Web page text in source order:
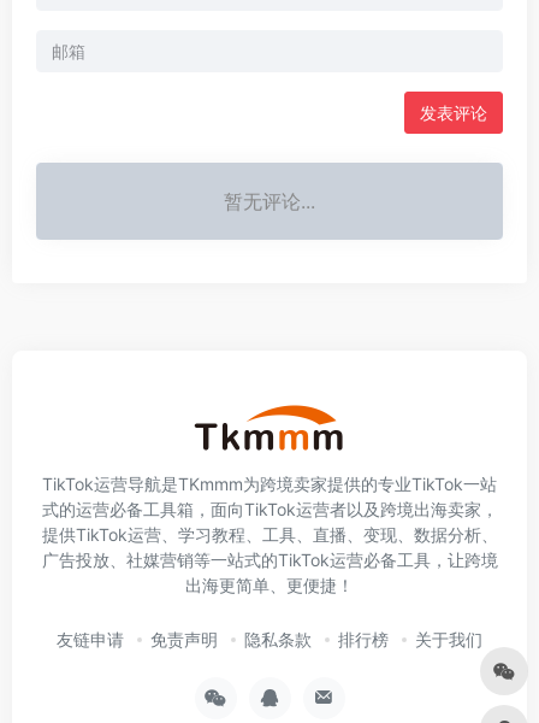
发表评论
暂无评论...
TikTok运营导航是TKmmm为跨境卖家提供的专业TikTok一站
式的运营必备工具箱，面向TikTok运营者以及跨境出海卖家，
提供TikTok运营、学习教程、工具、直播、变现、数据分析、
广告投放、社媒营销等一站式的TikTok运营必备工具，让跨境
出海更简单、更便捷！
友链申请 免责声明 隐私条款 排行榜 关于我们